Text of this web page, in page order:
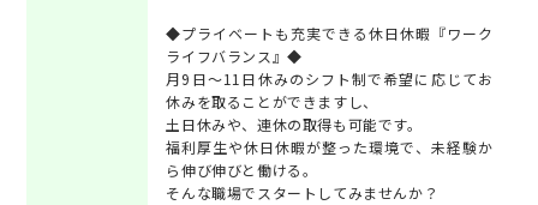
◆プライベートも充実できる休日休暇『ワーク
ライフバランス』◆
月9日～11日休みのシフト制で希望に応じてお
休みを取ることができますし、
土日休みや、連休の取得も可能です。
福利厚生や休日休暇が整った環境で、未経験か
ら伸び伸びと働ける。
そんな職場でスタートしてみませんか？